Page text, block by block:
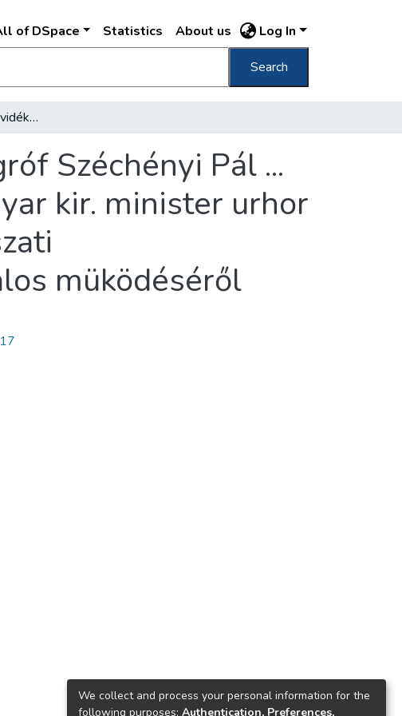
of DSpace Statistics About us Log In
Search
Nagyméltóságú felsővidéki és saárvári gróf Széchényi Pál ... földmivelés-, ipar- és kereskedelmi magyar kir. minister urhor jelentése Miklós Gyula ... országos borászati kormánybiztosnak1882-1884. évi hivatalos müködéséről
Széchényi Pál ...
kir. minister urhor
müködéséről
We collect and process your personal information for the
following purposes: Authentication, Preferences,